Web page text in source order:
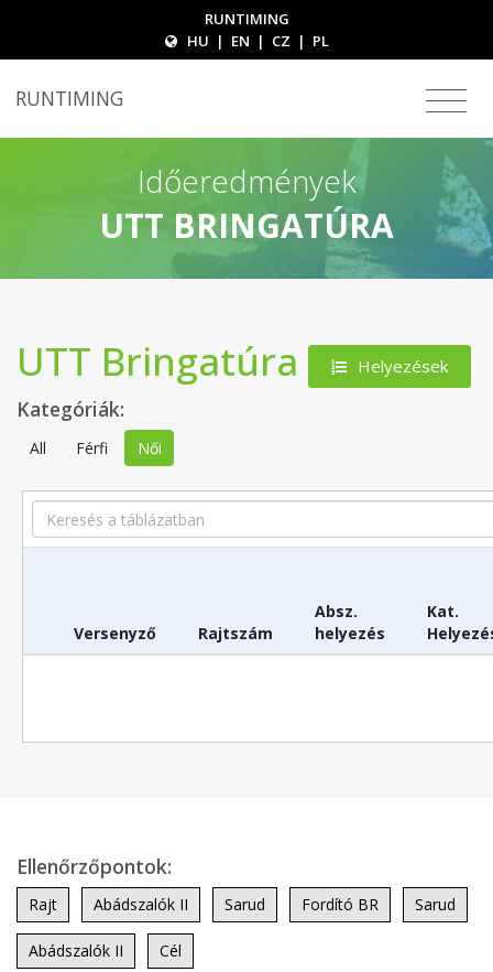
RUNTIMING
HU | EN | CZ | PL
RUNTIMING
Időeredmények
UTT BRINGATÚRA
Helyezések
UTT Bringatúra
Kategóriák:
All Férfi Női
Search
Versenyző Rajtszám
Absz.
helyezés
Kat.
Ellenőrzőpontok:
Rajt Abádszalók II Sarud Fordító BR Sarud
Abádszalók II Cél